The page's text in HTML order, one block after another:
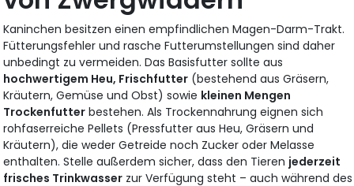
Kaninchen besitzen einen empfindlichen Magen-Darm-Trakt.
Fütterungsfehler und rasche Futterumstellungen sind daher
unbedingt zu vermeiden. Das Basisfutter sollte aus
hochwertigem Heu, Frischfutter (bestehend aus Gräsern,
Kräutern, Gemüse und Obst) sowie kleinen Mengen
Trockenfutter bestehen. Als Trockennahrung eignen sich
rohfaserreiche Pellets (Pressfutter aus Heu, Gräsern und
Kräutern), die weder Getreide noch Zucker oder Melasse
enthalten. Stelle außerdem sicher, dass den Tieren jederzeit
frisches Trinkwasser zur Verfügung steht – auch während des